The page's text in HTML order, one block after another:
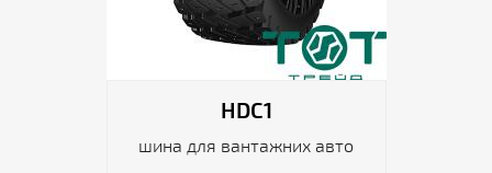
HDC1
шина для вантажних авто